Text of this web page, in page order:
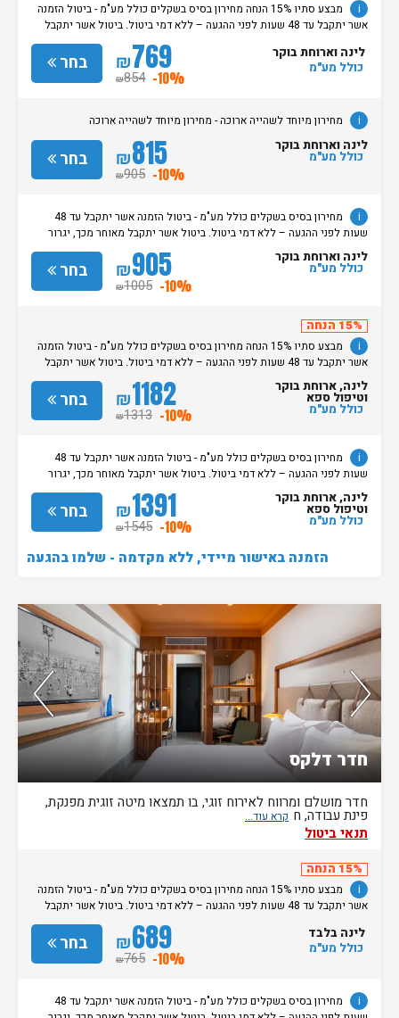
i
מבצע סתיו 15% הנחה מחירון בסיס בשקלים כולל מע"מ - ביטול הזמנה
אשר יתקבל עד 48 שעות לפני ההגעה – ללא דמי ביטול. ביטול אשר יתקבל
מאוחר מכך, יגרור חיוב בסך 50% מעלות ההזמנה. אי הגעה ללא כל הודעה
מוקדמת תגרור חיוב בסך 100% מעלות ההזמנה. מדיניות קבלת/עזיבת חדרים:
שעת קבלת החדרים הינה החל מהשעה 15:00. בימי שבת / חג: קבלת חדרים
החל מצאת השבת/החג. שעת עזיבת חדרים בכל ימות השבוע עד השעה 11:00.
בחר ₪769
₪854 -10%
לינה וארוחת בוקר
כולל מע"מ
i מחירון מיוחד לשהייה ארוכה - מחירון מיוחד לשהייה ארוכה
בחר ₪815
₪905 -10%
לינה וארוחת בוקר
כולל מע"מ
i
מחירון בסיס בשקלים כולל מע"מ - ביטול הזמנה אשר יתקבל עד 48
שעות לפני ההגעה – ללא דמי ביטול. ביטול אשר יתקבל מאוחר מכך, יגרור
חיוב בסך 50% מעלות ההזמנה. אי הגעה ללא כל הודעה מוקדמת תגרור חיוב
בסך 100% מעלות ההזמנה. מדיניות קבלת/עזיבת חדרים: שעת קבלת החדרים
הינה החל מהשעה 15:00. בימי שבת / חג: קבלת חדרים החל מצאת
השבת/החג. שעת עזיבת חדרים בכל ימות השבוע עד השעה 11:00. בימי שבת/
בחר ₪905
₪1005 -10%
לינה וארוחת בוקר
כולל מע"מ
15% הנחה
i
מבצע סתיו 15% הנחה מחירון בסיס בשקלים כולל מע"מ - ביטול הזמנה
אשר יתקבל עד 48 שעות לפני ההגעה – ללא דמי ביטול. ביטול אשר יתקבל
מאוחר מכך, יגרור חיוב בסך 50% מעלות ההזמנה. אי הגעה ללא כל הודעה
מוקדמת תגרור חיוב בסך 100% מעלות ההזמנה. מדיניות קבלת/עזיבת חדרים:
שעת קבלת החדרים הינה החל מהשעה 15:00. בימי שבת / חג: קבלת חדרים
החל מצאת השבת/החג. שעת עזיבת חדרים בכל ימות השבוע עד השעה 11:00.
בחר ₪1182
₪1313 -10%
לינה, ארוחת בוקר
וטיפול ספא
כולל מע"מ
i
מחירון בסיס בשקלים כולל מע"מ - ביטול הזמנה אשר יתקבל עד 48
שעות לפני ההגעה – ללא דמי ביטול. ביטול אשר יתקבל מאוחר מכך, יגרור
חיוב בסך 50% מעלות ההזמנה. אי הגעה ללא כל הודעה מוקדמת תגרור חיוב
בסך 100% מעלות ההזמנה. מדיניות קבלת/עזיבת חדרים: שעת קבלת החדרים
הינה החל מהשעה 15:00. בימי שבת / חג: קבלת חדרים החל מצאת
השבת/החג. שעת עזיבת חדרים בכל ימות השבוע עד השעה 11:00. בימי שבת/
בחר ₪1391
₪1545 -10%
לינה, ארוחת בוקר
וטיפול ספא
כולל מע"מ
הזמנה באישור מיידי, ללא מקדמה - שלמו בהגעה
חדר דלקס
חדר מושלם ומרווח לאירוח זוגי, בו תמצאו מיטה זוגית מפנקת,
פינת עבודה, ח
תנאי ביטול
15% הנחה
i
מבצע סתיו 15% הנחה מחירון בסיס בשקלים כולל מע"מ - ביטול הזמנה
אשר יתקבל עד 48 שעות לפני ההגעה – ללא דמי ביטול. ביטול אשר יתקבל
מאוחר מכך, יגרור חיוב בסך 50% מעלות ההזמנה. אי הגעה ללא כל הודעה
מוקדמת תגרור חיוב בסך 100% מעלות ההזמנה. מדיניות קבלת/עזיבת חדרים:
שעת קבלת החדרים הינה החל מהשעה 15:00. בימי שבת / חג: קבלת חדרים
החל מצאת השבת/החג. שעת עזיבת חדרים בכל ימות השבוע עד השעה 11:00.
בחר ₪689
₪765 -10%
לינה בלבד
כולל מע"מ
i
מחירון בסיס בשקלים כולל מע"מ - ביטול הזמנה אשר יתקבל עד 48